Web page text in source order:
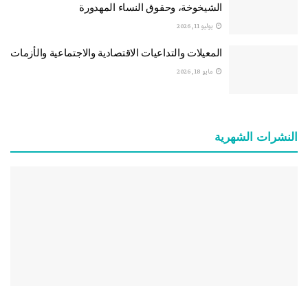
الشيخوخة، وحقوق النساء المهدورة
يوليو 11, 2026
المعيلات والتداعيات الاقتصادية والاجتماعية والأزمات
مايو 18, 2026
النشرات الشهریة